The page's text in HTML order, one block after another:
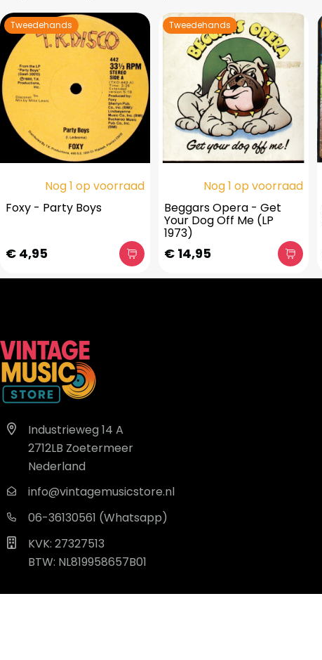
Tweedehands
Nog 1 op voorraad
Foxy - Party Boys
€ 4,95
Tweedehands
Nog 1 op voorraad
Beggars Opera - Get
Your Dog Off Me (LP
1973)
€ 14,95
Industrieweg 14 A
2712LB Zoetermeer
Nederland
info@vintagemusicstore.nl
06-36130561 (Whatsapp)
KVK: 27327513
BTW: NL819958657B01